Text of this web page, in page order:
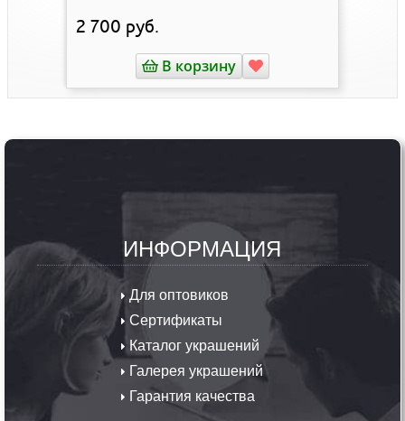
2 700 руб.
В корзину
ИНФОРМАЦИЯ
Для оптовиков
Сертификаты
Каталог украшений
Галерея украшений
Гарантия качества